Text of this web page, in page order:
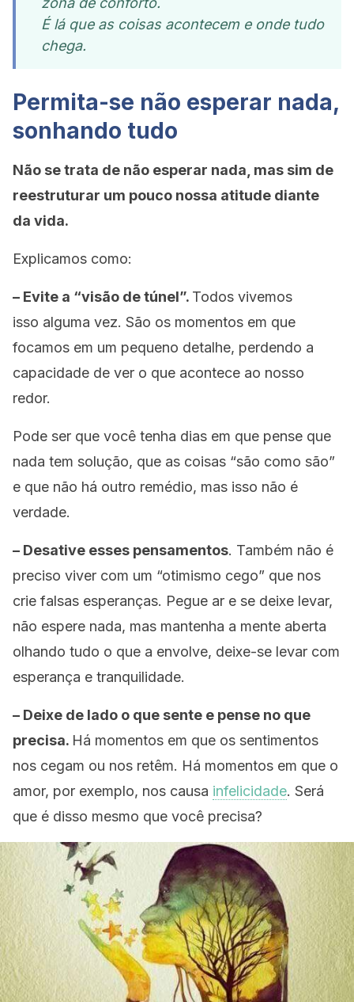
É lá que as coisas acontecem e onde tudo
chega.
Permita-se não esperar nada,
sonhando tudo
Não se trata de não esperar nada, mas sim de
reestruturar um pouco nossa atitude diante
da vida.
Explicamos como:
– Evite a “visão de túnel”. Todos vivemos
isso alguma vez. São os momentos em que
focamos em um pequeno detalhe, perdendo a
capacidade de ver o que acontece ao nosso
redor.
Pode ser que você tenha dias em que pense que
nada tem solução, que as coisas “são como são”
e que não há outro remédio, mas isso não é
verdade.
– Desative esses pensamentos. Também não é
preciso viver com um “otimismo cego” que nos
crie falsas esperanças. Pegue ar e se deixe levar,
não espere nada, mas mantenha a mente aberta
olhando tudo o que a envolve, deixe-se levar com
esperança e tranquilidade.
– Deixe de lado o que sente e pense no que
precisa. Há momentos em que os sentimentos
nos cegam ou nos retêm. Há momentos em que o
amor, por exemplo, nos causa infelicidade. Será
que é disso mesmo que você precisa?